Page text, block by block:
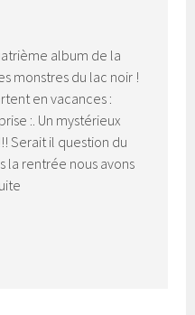
album de la
monstres du lac noir !
en vacances :
:. Un mystérieux
Serait il question du
la rentrée nous avons